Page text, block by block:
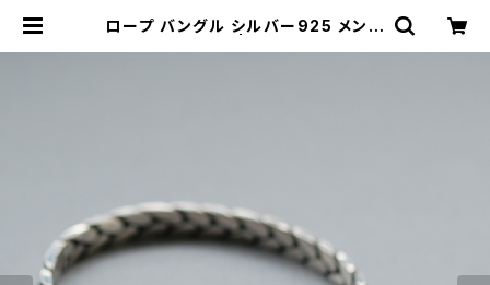
ロープ バングル シルバー925 メンズ